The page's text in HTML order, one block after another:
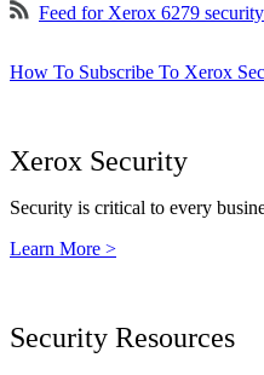
Feed for Xerox 6279
How To Subscribe To Xerox
Xerox Security
Security is critical to every
Learn More >
Security Resources